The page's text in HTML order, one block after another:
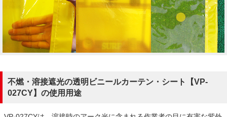
不燃・溶接遮光の透明ビニールカーテン・シート【VP-
027CY】の使用用途